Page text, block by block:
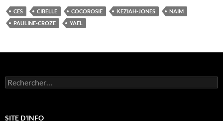
CES CIBELLE COCOROSIE KEZIAH-JONES
NAIM
PAULINE-CROZE
YAEL
Rechercher :
SITE D'INFO